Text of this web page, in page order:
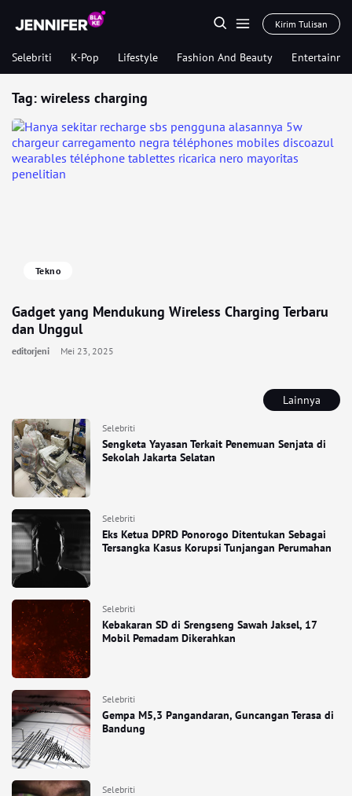
Kirim Tulisan
Selebriti K-Pop Lifestyle Fashion And Beauty
Lainnya
Selebriti
Sengketa Yayasan Terkait Penemuan Senjata di
Sekolah Jakarta Selatan
Selebriti
Eks Ketua DPRD Ponorogo Ditentukan Sebagai
Tersangka Kasus Korupsi Tunjangan Perumahan
Selebriti
Kebakaran SD di Srengseng Sawah Jaksel, 17
Mobil Pemadam Dikerahkan
Selebriti
Gempa M5,3 Pangandaran, Guncangan Terasa di
Bandung
Selebriti
Tag: wireless charging
Tekno
Gadget yang Mendukung Wireless Charging Terbaru
dan Unggul
editorjeni Mei 23, 2025